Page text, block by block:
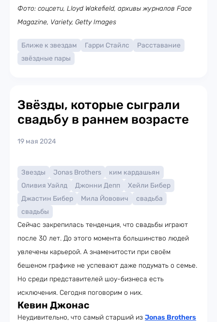
Фото: соцсети, Lloyd Wakefield, архивы журналов Face
Magazine, Variety, Getty Images
Ближе к звездам Гарри Стайлс
Расставание
звёздные пары
Звёзды, которые сыграли
свадьбу в раннем возрасте
19 мая 2024
Звезды Jonas Brothers
ким кардашьян
Оливия Уайлд
Джонни Депп
Хейли Бибер
Джастин Бибер
Мила Йовович
свадьба
свадьбы
Сейчас закрепилась тенденция, что свадьбы играют
после 30 лет. До этого момента большинство людей
увлечены карьерой. А знаменитости при своём
бешеном графике не успевают даже подумать о семье.
Но среди представителей шоу-бизнеса есть
исключения. Сегодня поговорим о них.
Кевин Джонас
Неудивительно, что самый старший из Jonas Brothers